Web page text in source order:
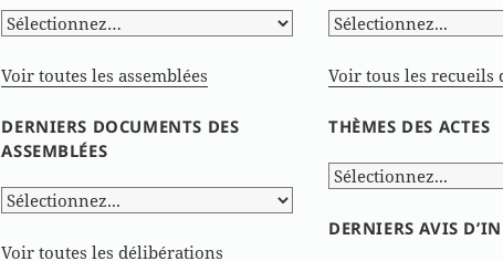
Voir toutes les assemblées
DERNIERS DOCUMENTS DES
ASSEMBLÉES
Voir toutes les délibérations
Voir tous les recueils
THÈMES DES ACTES
DERNIERS AVIS